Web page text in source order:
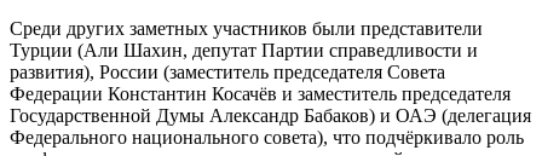
Среди других заметных участников были представители
Турции (Али Шахин, депутат Партии справедливости и
развития), России (заместитель председателя Совета
Федерации Константин Косачёв и заместитель председателя
Государственной Думы Александр Бабаков) и ОАЭ (делегация
Федерального национального совета), что подчёркивало роль